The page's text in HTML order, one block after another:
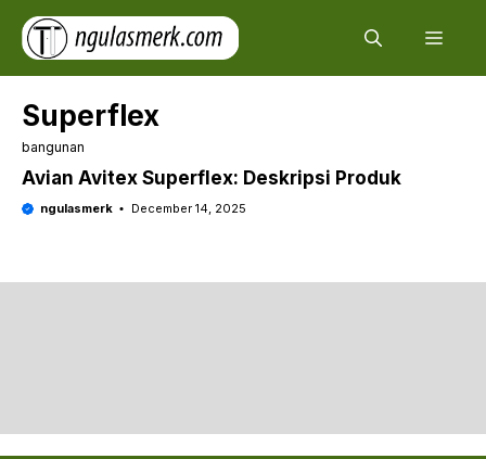
Skip
content
Superflex
bangunan
Avian Avitex Superflex: Deskripsi Produk
ngulasmerk December 14, 2025